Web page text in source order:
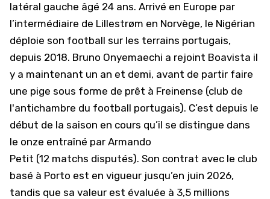
latéral gauche âgé 24 ans. Arrivé en Europe par
l’intermédiaire de Lillestrøm en Norvège, le Nigérian
déploie son football sur les terrains portugais,
depuis 2018. Bruno Onyemaechi a rejoint Boavista il
y a maintenant un an et demi, avant de partir faire
une pige sous forme de prêt à Freinense (club de
l'antichambre du football portugais). C’est depuis le
début de la saison en cours qu’il se distingue dans
le onze entraîné par Armando
Petit (12 matchs disputés). Son contrat avec le club
basé à Porto est en vigueur jusqu’en juin 2026,
tandis que sa valeur est évaluée à 3,5 millions